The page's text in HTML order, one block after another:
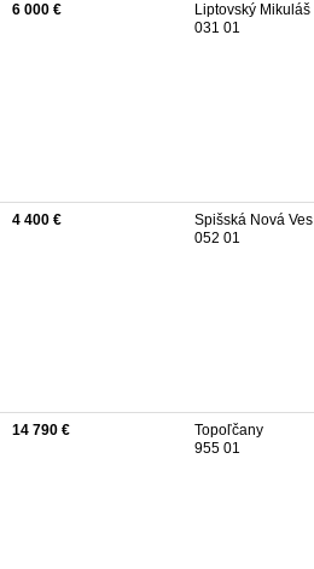
6 000 €
Liptovský Mikuláš
031 01
4 400 €
Spišská Nová Ves
052 01
14 790 €
Topoľčany
955 01